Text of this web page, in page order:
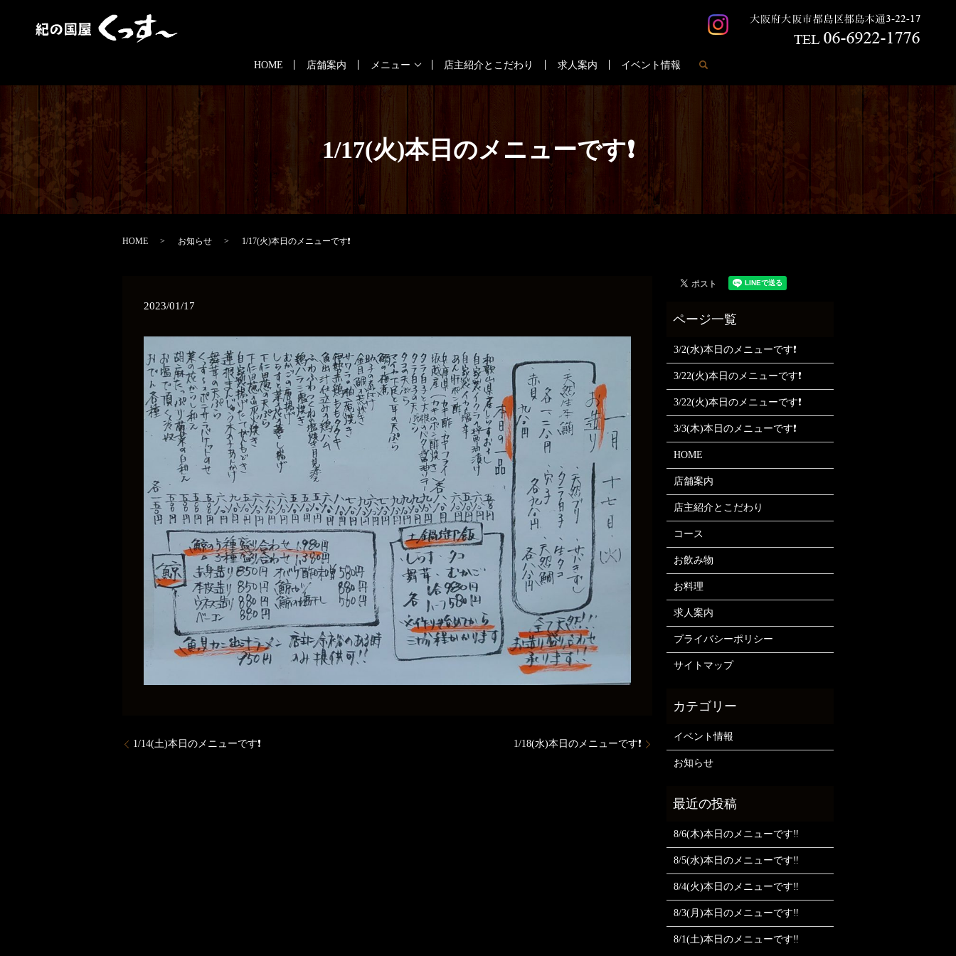
HOME 店舗案内 メニュー 店主紹介とこだわり 求人案内 イベント情報
1/17(火)本日のメニューです❗
HOME お知らせ 1/17(火)本日のメニューです❗
2023/01/17
1/14(土)本日のメニューです❗ 1/18(水)本日のメニューです❗
3/2(水)本日のメニューです❗
3/22(火)本日のメニューです❗
3/22(火)本日のメニューです❗
3/3(木)本日のメニューです❗
HOME
店舗案内
店主紹介とこだわり
コース
お飲み物
お料理
求人案内
プライバシーポリシー
サイトマップ
イベント情報
お知らせ
8/6(木)本日のメニューです‼️
8/5(水)本日のメニューです‼️
8/4(火)本日のメニューです‼️
8/3(月)本日のメニューです‼️
8/1(土)本日のメニューです‼️